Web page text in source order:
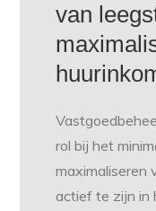
van
rol bij het
maximaliseren
actief te zijn in